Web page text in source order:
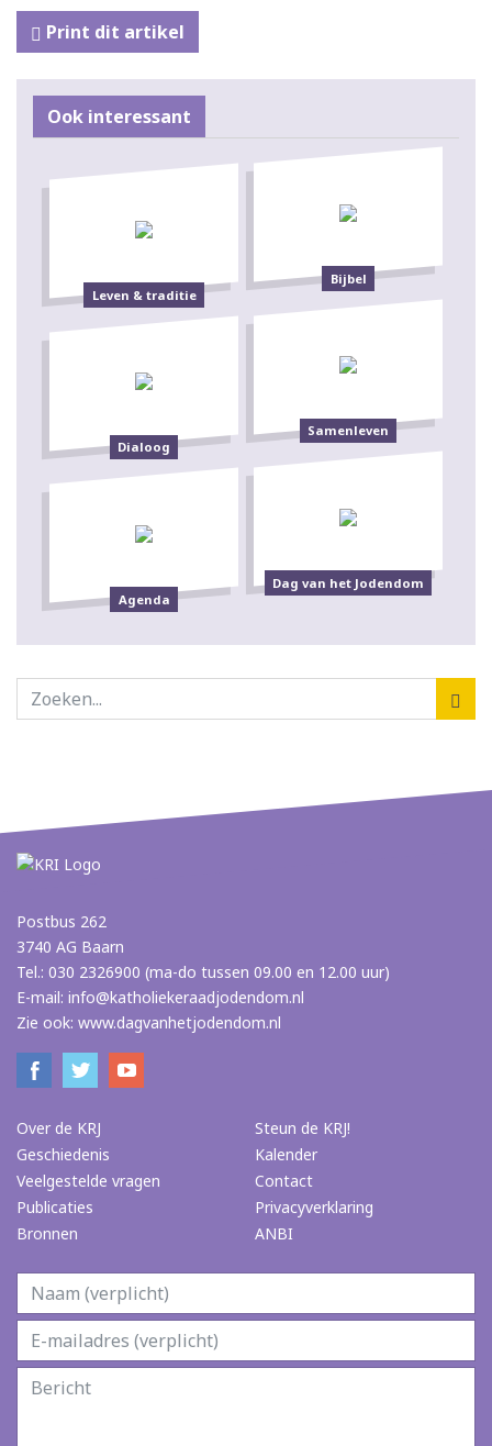
Print dit artikel
Ook interessant
Leven & traditie
Bijbel
Dialoog
Samenleven
Agenda
Dag van het Jodendom
Postbus 262
3740 AG Baarn
Tel.: 030 2326900 (ma-do tussen 09.00 en 12.00 uur)
E-mail: info@katholiekeraadjodendom.nl
Zie ook: www.dagvanhetjodendom.nl
Over de KRJ
Geschiedenis
Veelgestelde vragen
Publicaties
Bronnen
Steun de KRJ!
Kalender
Contact
Privacyverklaring
ANBI